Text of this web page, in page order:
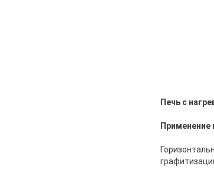
Печь с
Применение